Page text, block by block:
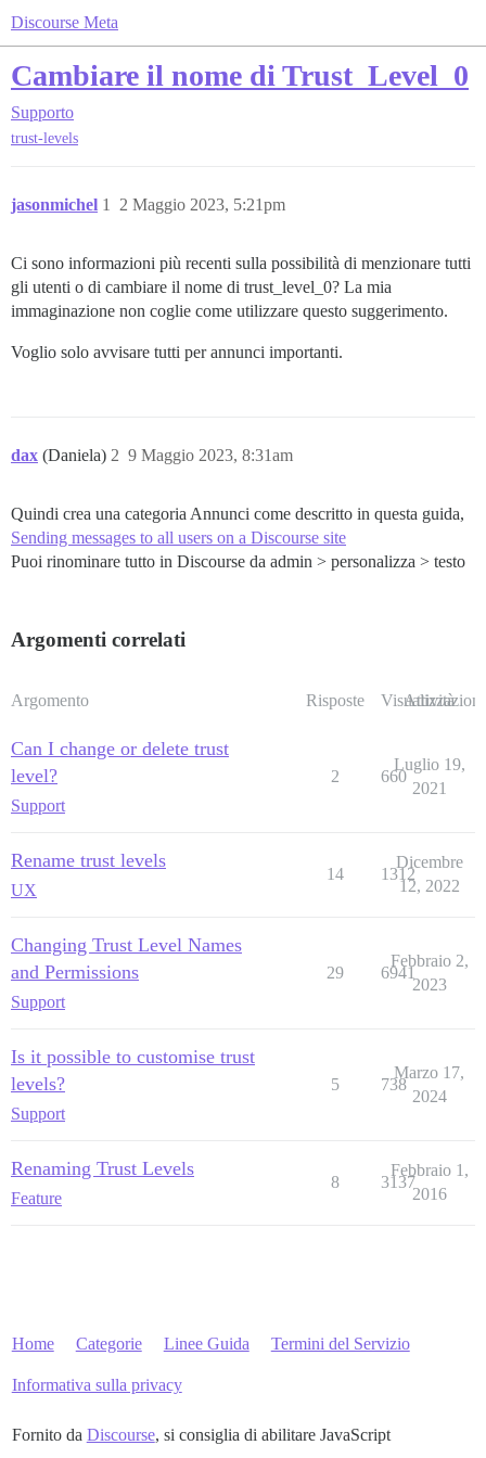
Discourse Meta
Cambiare il nome di Trust_Level_0
Supporto
trust-levels
jasonmichel 2 Maggio 2023, 5:21pm
1
Ci sono informazioni più recenti sulla possibilità di menzionare tutti
gli utenti o di cambiare il nome di trust_level_0? La mia
immaginazione non coglie come utilizzare questo suggerimento.
Voglio solo avvisare tutti per annunci importanti.
dax (Daniela) 9 Maggio 2023, 8:31am
2
Quindi crea una categoria Annunci come descritto in questa guida,
Sending messages to all users on a Discourse site
Puoi rinominare tutto in Discourse da admin > personalizza > testo
Argomenti correlati
Argomento Risposte Visualizzazioni
Attività
Can I change or delete trust
level?
Support
2 660
Luglio 19,
2021
Rename trust levels
UX
14 1312
Dicembre
12, 2022
Changing Trust Level Names
and Permissions
Support
29 6941
Febbraio 2,
2023
Is it possible to customise trust
levels?
Support
5 738
Marzo 17,
2024
Renaming Trust Levels
Feature
8 3137
Febbraio 1,
2016
Home Categorie Linee Guida Termini del Servizio
Informativa sulla privacy
Fornito da Discourse, si consiglia di abilitare JavaScript